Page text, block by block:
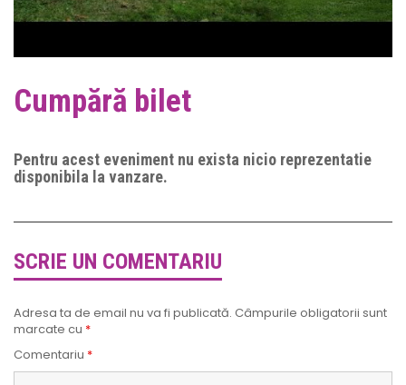
Cumpără bilet
Pentru acest eveniment nu exista nicio reprezentatie
disponibila la vanzare.
SCRIE UN COMENTARIU
Adresa ta de email nu va fi publicată. Câmpurile obligatorii sunt
marcate cu *
Comentariu *